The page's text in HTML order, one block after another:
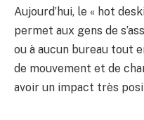
Aujourd’hui, le « hot
permet aux gens de
ou à aucun bureau tout
de mouvement et de
avoir un impact très